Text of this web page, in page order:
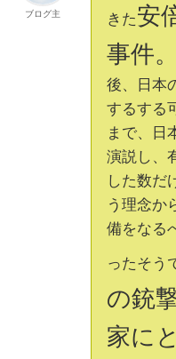
ブログ主 きた安
事件。
後、日本
するする
まで、日
演説し、
した数だ
う理念か
備をなる
ったそう
の銃
家に